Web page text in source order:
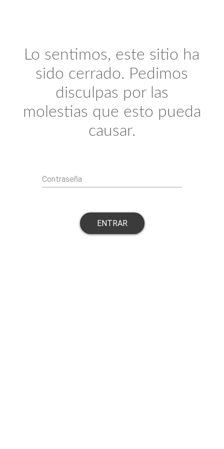
Lo sentimos, este sitio ha
sido cerrado. Pedimos
disculpas por las
molestias que esto pueda
causar.
Contraseña
ENTRAR